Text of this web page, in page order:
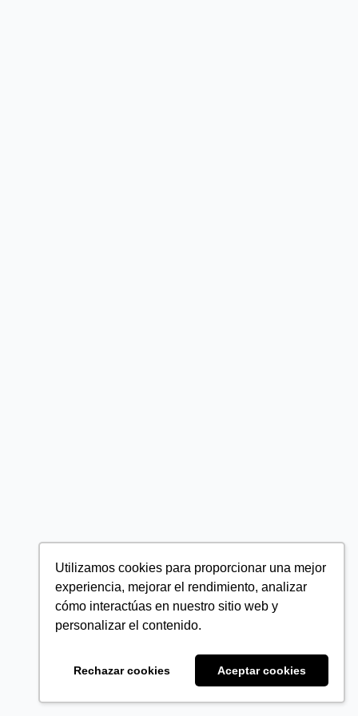
Utilizamos cookies para proporcionar una mejor
experiencia, mejorar el rendimiento, analizar
cómo interactúas en nuestro sitio web y
personalizar el contenido.
Rechazar cookies Aceptar cookies